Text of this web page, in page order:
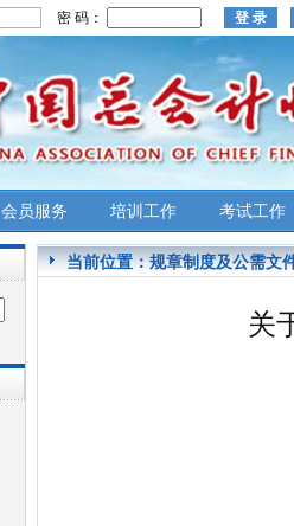
密 码：
会员服务 培训工作 考试工作
当前位置：规章制度及公需文
关